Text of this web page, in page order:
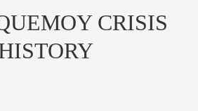
CRISIS